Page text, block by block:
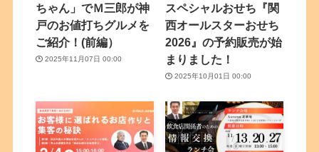
ちゃん」でＭ三郎が神
戸のお値打ちグルメを
ご紹介！(前編）
2025年11月07日 00:00
スペシャルおせち『関
西オールスターおせち
2026』の予約販売が始
まりました！
2025年10月01日 00:00